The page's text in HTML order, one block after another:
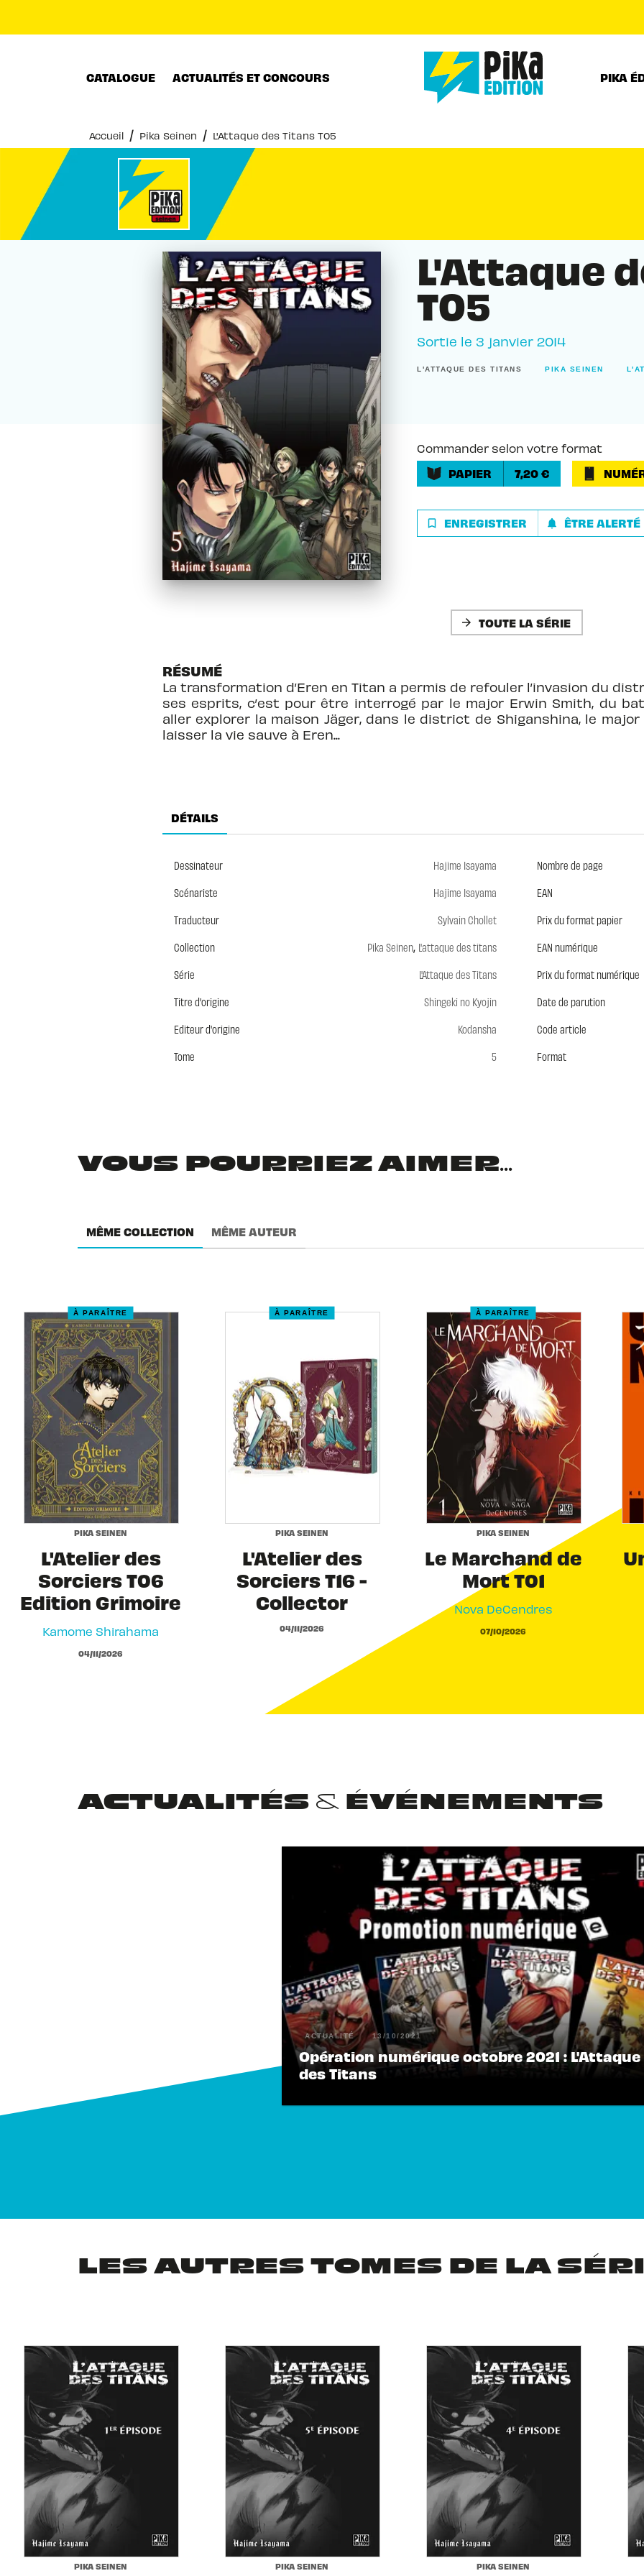
CATALOGUE ACTUALITÉS ET CONCOURS PIKA
Accueil / Pika Seinen / L'Attaque des Titans T05
L'Attaque
T05
Sortie le 3 janvier 2014
L'ATTAQUE DES TITANS PIKA SEINEN
Commander selon votre format
PAPIER
7,20 €
bookmark_border ENREGISTRER notifications ÊTRE ALERTÉ
arrow_forward TOUTE LA SÉRIE
RÉSUMÉ
La transformation d’Eren en Titan a permis de refouler l’invasion du
ses esprits, c’est pour être interrogé par le major Erwin Smith, du
aller explorer la maison Jäger, dans le district de Shiganshina, le
laisser la vie sauve à Eren...
DÉTAILS
Dessinateur
Hajime Isayama
Scénariste
Hajime Isayama
Traducteur
Sylvain Chollet
Collection
Pika Seinen, L'attaque des titans
Série
L'Attaque des Titans
Titre d'origine
Shingeki no Kyojin
Editeur d'origine
Kodansha
Tome
5
Nombre de page
EAN
Prix du format papier
EAN numérique
Prix du format numérique
Date de parution
Code article
Format
VOUS POURRIEZ AIMER...
MÊME COLLECTION MÊME AUTEUR
À PARAÎTRE
PIKA SEINEN
L'Atelier des
Sorciers T06
Edition Grimoire
Kamome Shirahama
04/11/2026
À PARAÎTRE
PIKA SEINEN
L'Atelier des
Sorciers T16 -
Collector
04/11/2026
À PARAÎTRE
PIKA SEINEN
Le Marchand de
Mort T01
Nova DeCendres
07/10/2026
ACTUALITÉS & ÉVÉNEMENTS
ACTUALITÉ 13/10/2021
Opération numérique octobre 2021 : L'Attaque
des Titans
LES AUTRES TOMES DE LA
PIKA SEINEN PIKA SEINEN PIKA SEINEN